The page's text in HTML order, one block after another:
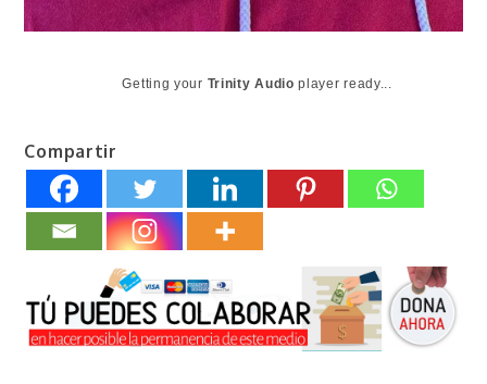
Getting your Trinity Audio player ready...
Compartir